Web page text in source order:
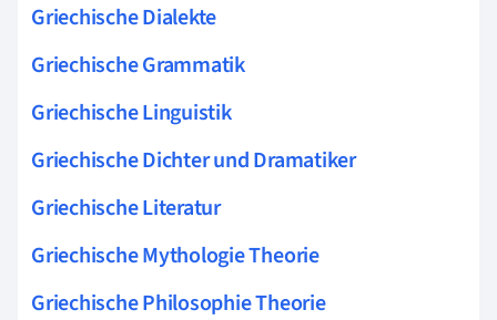
Griechische Dialekte
Griechische Grammatik
Griechische Linguistik
Griechische Dichter und Dramatiker
Griechische Literatur
Griechische Mythologie Theorie
Griechische Philosophie Theorie